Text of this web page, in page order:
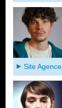
Site Agence